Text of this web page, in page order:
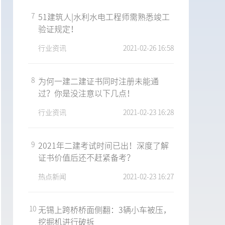
7
51建筑人|水利水电工程师需熟悉竣工
验证规定！
行业资讯 2021-02-26 16:58
8
为何一建二建证书同时注册未能通
过？你是没注意以下几点！
行业资讯 2021-02-23 16:28
9
2021年二建考试时间已出！深度了解
证书价值后还不赶紧备考？
热点新闻 2021-02-23 16:27
10 无锡上跨桥桥面侧翻：3辆小车被压，
挖掘机进行破拆